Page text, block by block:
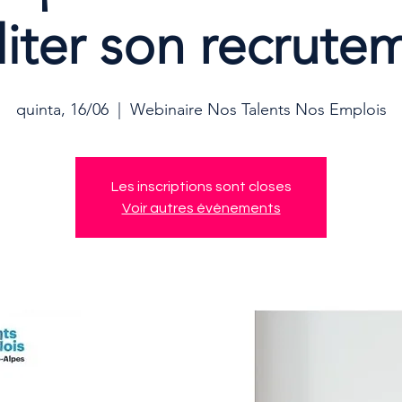
son
quinta, 16/06
  |
Webinaire Nos Talents Nos Emplois
Les inscriptions sont closes
Voir autres événements